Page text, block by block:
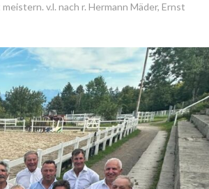
v.l. nach r. Hermann Mäder, Ernst